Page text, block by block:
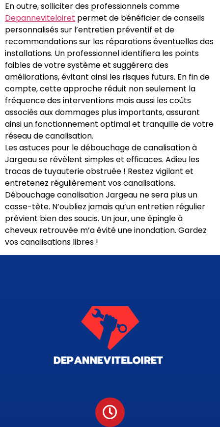
En outre, solliciter des professionnels comme
Depanneviteloiret permet de bénéficier de conseils
personnalisés sur l’entretien préventif et de
recommandations sur les réparations éventuelles des
installations. Un professionnel identifiera les points
faibles de votre système et suggérera des
améliorations, évitant ainsi les risques futurs. En fin de
compte, cette approche réduit non seulement la
fréquence des interventions mais aussi les coûts
associés aux dommages plus importants, assurant
ainsi un fonctionnement optimal et tranquille de votre
réseau de canalisation.
Les astuces pour le débouchage de canalisation à
Jargeau se révèlent simples et efficaces. Adieu les
tracas de tuyauterie obstruée ! Restez vigilant et
entretenez régulièrement vos canalisations.
Débouchage canalisation Jargeau ne sera plus un
casse-tête. N’oubliez jamais qu’un entretien régulier
prévient bien des soucis. Un jour, une épingle à
cheveux retrouvée m’a évité une inondation. Gardez
vos canalisations libres !